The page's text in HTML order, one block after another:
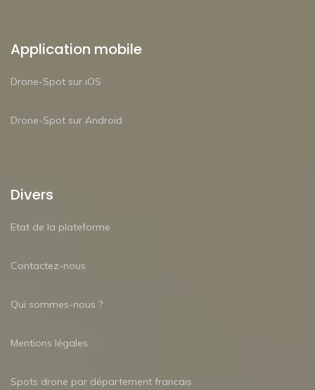
Application mobile
Drone-Spot sur iOS
Drone-Spot sur Android
Divers
Etat de la plateforme
Contactez-nous
Qui sommes-nous ?
Mentions légales
Spots drone par département francais